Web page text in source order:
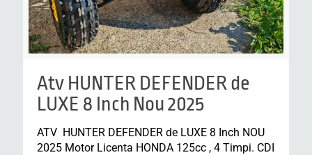
Atv HUNTER DEFENDER de
LUXE 8 Inch Nou 2025
ATV HUNTER DEFENDER de LUXE 8 Inch NOU
2025 Motor Licenta HONDA 125cc , 4 Timpi. CDI